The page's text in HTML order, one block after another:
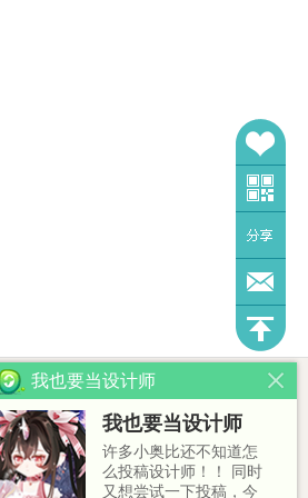
我也要当设计师
我也要当设计师
许多小奥比还不知道怎
么投稿设计师！！ 同时
又想尝试一下投稿，今